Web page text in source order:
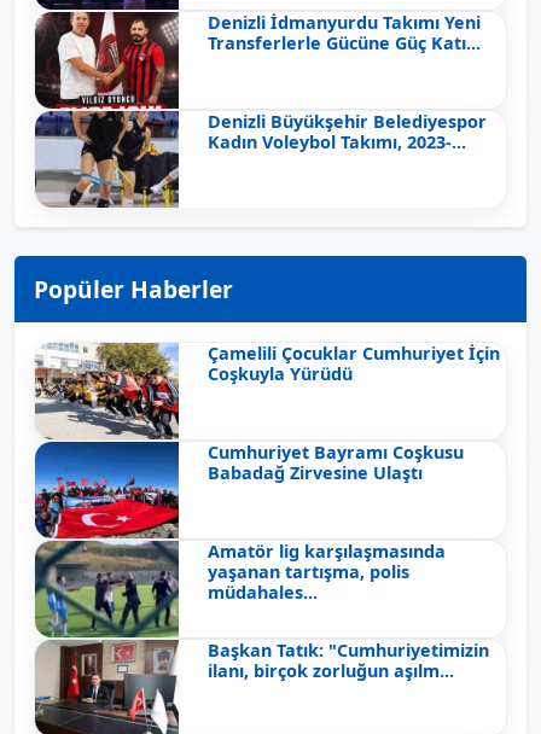
Denizli İdmanyurdu Takımı Yeni
Transferlerle Gücüne Güç Katı...
Denizli Büyükşehir Belediyespor
Kadın Voleybol Takımı, 2023-...
Popüler Haberler
Çamelili Çocuklar Cumhuriyet İçin
Coşkuyla Yürüdü
Cumhuriyet Bayramı Coşkusu
Babadağ Zirvesine Ulaştı
Amatör lig karşılaşmasında
yaşanan tartışma, polis
müdahales...
Başkan Tatık: "Cumhuriyetimizin
ilanı, birçok zorluğun aşılm...